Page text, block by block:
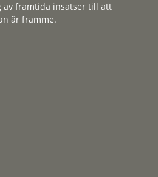
av framtida insatser till att
är framme.